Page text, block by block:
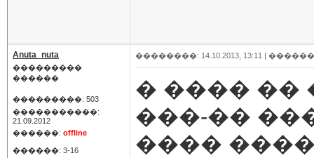
Anuta_nuta
���������
������
���������: 503
�����������:
21.09.2012
������: offline
������: 3-16
��������: 14.10.2013, 13:11 |
� ���� ��
���-��
����